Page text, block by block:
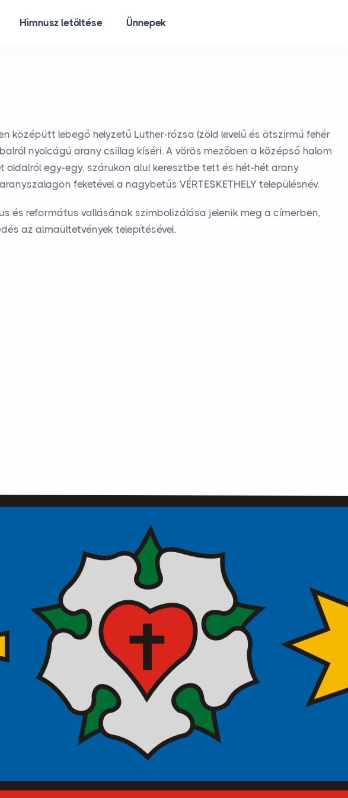
Himnusz letöltése Ünnepek
középütt lebegő helyzetű Luther-rózsa (zöld levelű és ötszirmú fehér
nyolcágú arany csillag kíséri. A vörös mezőben a középső halom
egy-egy, szárukon alul keresztbe tett és hét-hét arany
feketével a nagybetűs VÉRTESKETHELY településnév.
és református vallásának szimbolizálása jelenik meg a címerben,
az almaültetvények telepítésével.